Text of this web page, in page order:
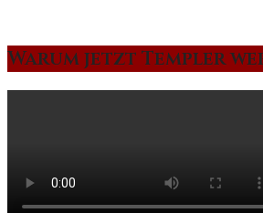
Warum jetzt Templer